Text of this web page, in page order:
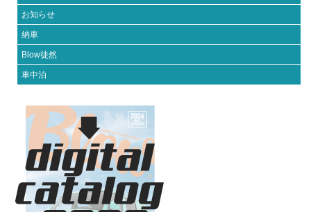
お知らせ
納車
Blow徒然
車中泊